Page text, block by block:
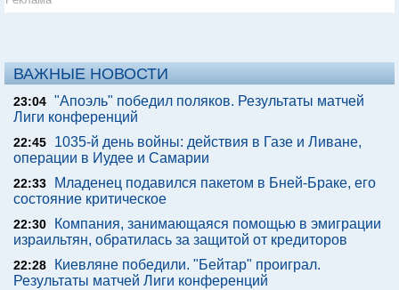
ВАЖНЫЕ НОВОСТИ
23:04 "Апоэль" победил поляков. Результаты матчей
Лиги конференций
22:45
1035-й день войны: действия в Газе и Ливане,
операции в Иудее и Самарии
22:33
Младенец подавился пакетом в Бней-Браке, его
состояние критическое
22:30
Компания, занимающаяся помощью в эмиграции
израильтян, обратилась за защитой от кредиторов
22:28
Киевляне победили. "Бейтар" проиграл.
Результаты матчей Лиги конференций